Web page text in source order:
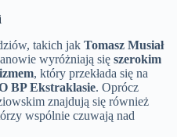
takich jak Tomasz Musiał
wyróżniają się szerokim
, który przekłada się na
BP Ekstraklasie. Oprócz
znajdują się również
wspólnie czuwają nad